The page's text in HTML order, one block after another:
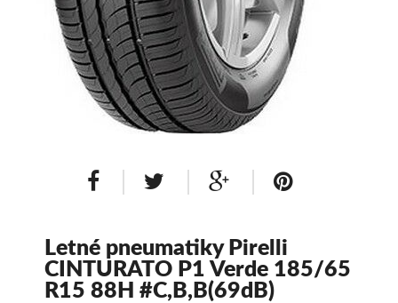
Disky
Hliníkové / ALU disky / Elektróny
Puklice na kolesá Kontakt Blog
Letné pneumatiky Pirelli
CINTURATO P1 Verde 185/65
R15 88H #C,B,B(69dB)